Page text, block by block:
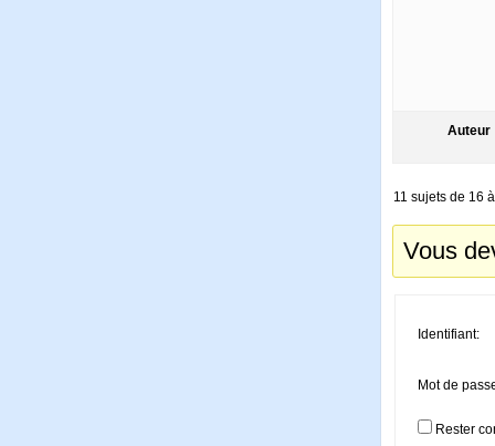
Auteur
11 sujets de 16
Vous
Identifiant:
Mot de
Rester